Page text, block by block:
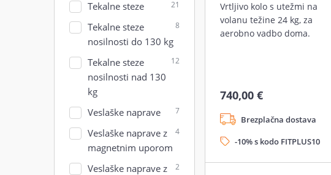
Tekalne steze 21
Tekalne steze
nosilnosti do 130 kg
8
Tekalne steze
nosilnosti nad 130
kg
12
Veslaške naprave 7
Veslaške naprave z
magnetnim uporom
4
Veslaške naprave z
2
Vrtljivo kolo s utežmi na
volanu težine 24 kg, za
aerobno vadbo doma.
740,00 €
Brezplačna dostava
-10% s kodo FITPLUS10